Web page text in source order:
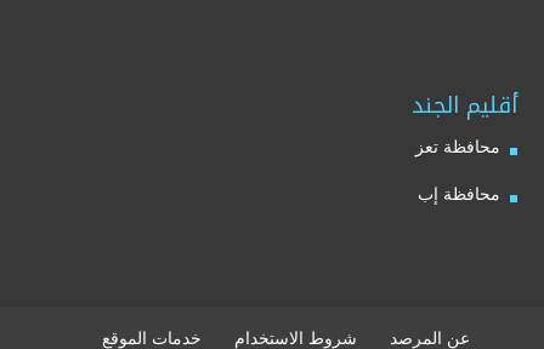
أقليم الجند
محافظة تعز
محافظة إب
عن المرصد شروط الاستخدام خدمات الموقع